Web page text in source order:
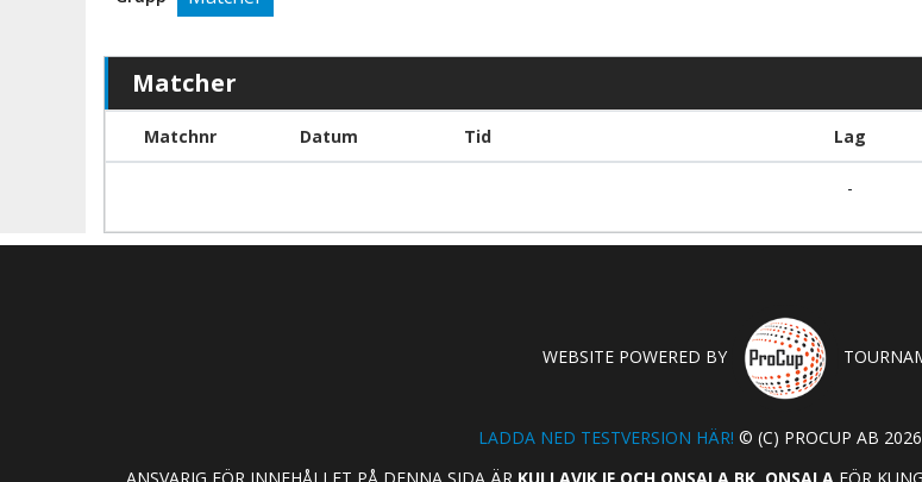
Matcher
Matchnr Datum Tid Lag
-
WEBSITE POWERED BY
LADDA NED TESTVERSION HÄR! © (C) PROCUP AB